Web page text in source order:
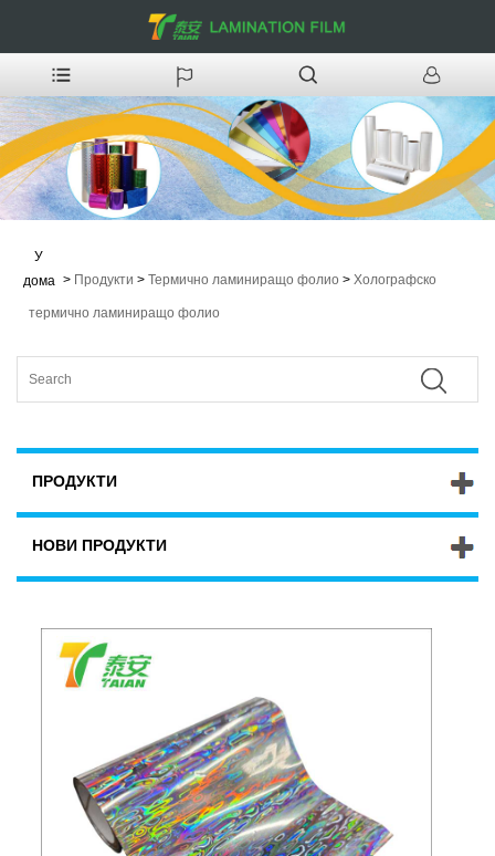
У
дома > Продукти > Термично ламиниращо фолио > Холографско
термично ламиниращо фолио
ПРОДУКТИ
НОВИ ПРОДУКТИ